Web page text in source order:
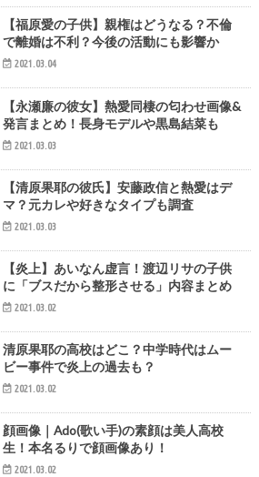
【福原愛の子供】親権はどうなる？不倫
で離婚は不利？今後の活動にも影響か
2021.03.04
【永瀬廉の彼女】熱愛同棲の匂わせ画像&
発言まとめ！長身モデルや黒島結菜も
2021.03.03
【清原果耶の彼氏】安藤政信と熱愛はデ
マ？元カレや好きなタイプも調査
2021.03.03
【炎上】あいなん虚言！渡辺リサの子供
に「ブスだから整形させる」内容まとめ
2021.03.02
清原果耶の高校はどこ？中学時代はムー
ビー事件で炎上の過去も？
2021.03.02
顔画像｜Ado(歌い手)の素顔は美人高校
生！本名るりで顔画像あり！
2021.03.02